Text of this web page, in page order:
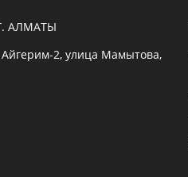
АЛМАТЫ
2, улица Мамытова,